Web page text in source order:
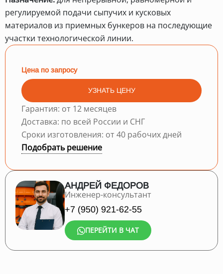
регулируемой подачи сыпучих и кусковых
материалов из приемных бункеров на последующие
участки технологической линии.
Цена по запросу
УЗНАТЬ ЦЕНУ
Гарантия: от 12 месяцев
Доставка: по всей России и СНГ
Сроки изготовления: от 40 рабочих дней
Подобрать решение
АНДРЕЙ ФЕДОРОВ
Инженер-консультант
+7 (950) 921-62-55
ПЕРЕЙТИ В ЧАТ